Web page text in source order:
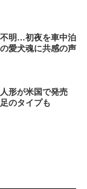
明…初夜を車中泊
愛犬魂に共感の声
形が米国で発売
のタイプも